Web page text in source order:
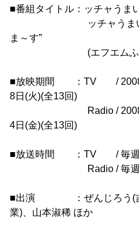
■番組タイトル：ッチャうま
ッチャうまいっ!!レ
ま～す”
(エフエムふく
■放映期間 ：TV / 2008年
8日(火)(全13回)
Radio / 2008年4月
4日(金)(全13回)
■放送時間 ：TV / 毎週火
Radio / 毎週金曜日
■出演 ：ぜんじろう(吉
業)、山本淑稀 ほか